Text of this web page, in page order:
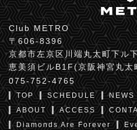
Club METRO
〒606-8396
京都市左京区川端丸太町下ル
恵美須ビルB1F(京阪神宮丸
075-752-4765
TOP SCHEDULE NEWS
ABOUT
ACCESS
Diamonds Are Forever